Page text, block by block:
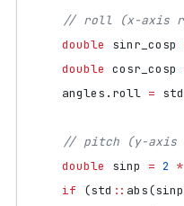
double
sinr_cosp
double cosr_cosp
angles . roll = std
double
sinp = 2 *
if
(std :: abs(sinp